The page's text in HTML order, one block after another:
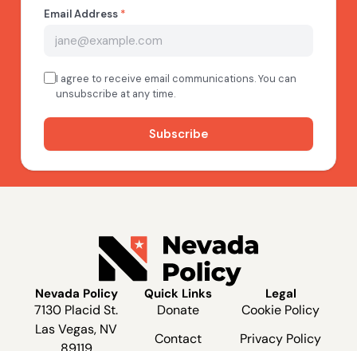
Nevada Policy
7130 Placid St.
Las Vegas, NV
Quick Links
Donate
Contact
Legal
Cookie Policy
Privacy Policy